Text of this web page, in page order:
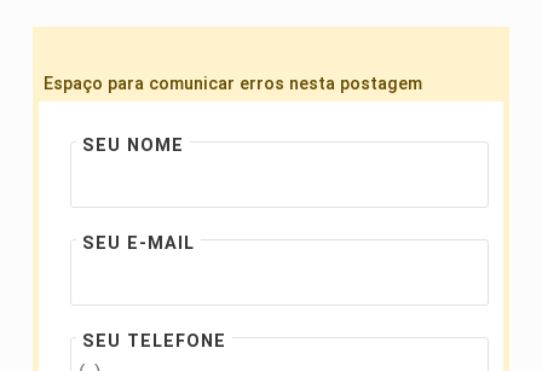
Espaço para comunicar erros nesta postagem
SEU NOME
SEU E-MAIL
SEU TELEFONE